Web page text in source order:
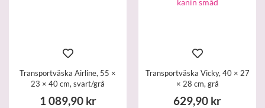
Transportväska Airline, 55 ×
23 × 40 cm, svart/grå
1 089,90 kr
Transportväska Vicky, 40 × 27
× 28 cm, grå
629,90 kr